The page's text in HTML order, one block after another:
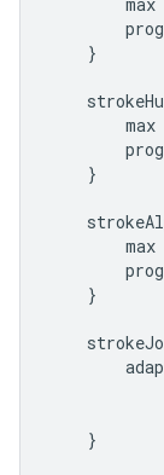
max
}
max
}
max
}
}